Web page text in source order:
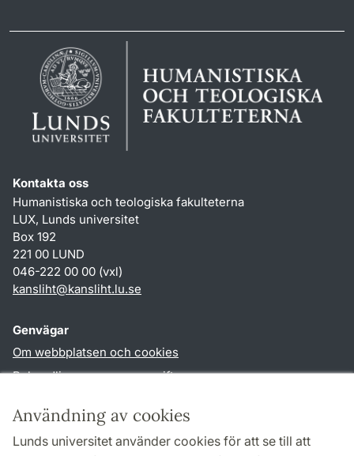
Användning av cookies
Lunds universitet använder cookies för att se till att
Kontakta oss
Humanistiska och teologiska fakulteterna
LUX, Lunds universitet
Box 192
221 00 LUND
046-222 00 00 (vxl)
kansliht@kansliht.lu.se
Genvägar
Om webbplatsen och cookies
Behandling av personuppgifter
TYPO3-login